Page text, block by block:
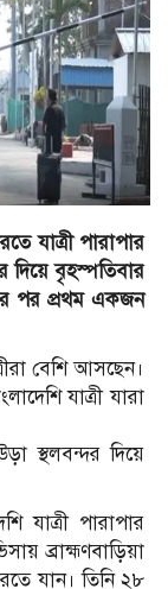
যাত্রী পারাপার
দিয়ে বৃহস্পতিবার
পর প্রথম একজন
বেশি আসছেন।
যাত্রী যারা
স্থলবন্দর দিয়ে
যাত্রী পারাপার
ব্রাহ্মণবাড়িয়া
যান। তিনি ২৮